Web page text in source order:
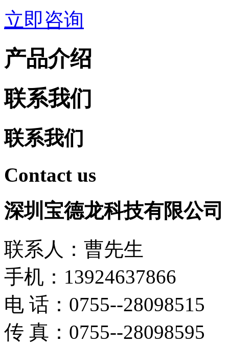
立即咨询
产品介绍
联系我们
联系我们
Contact us
深圳宝德龙科技有限公司
联系人：曹先生
手机：13924637866
电 话：0755--28098515
传 真：0755--28098595